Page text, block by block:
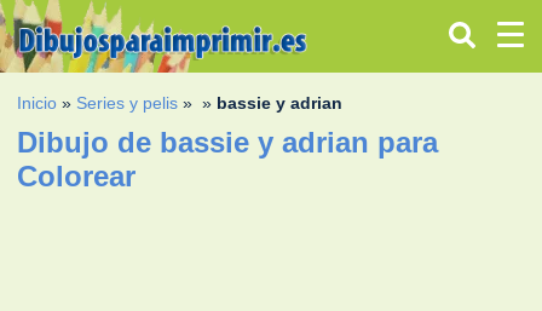
Inicio » Series y pelis » » bassie y adrian
Dibujo de bassie y adrian para
Colorear